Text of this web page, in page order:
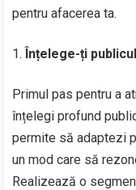
pentru afacerea ta.
Înțelege-ți
Primul pas pentru a
înțelegi profund
permite să adaptezi
un mod care să
Realizează o